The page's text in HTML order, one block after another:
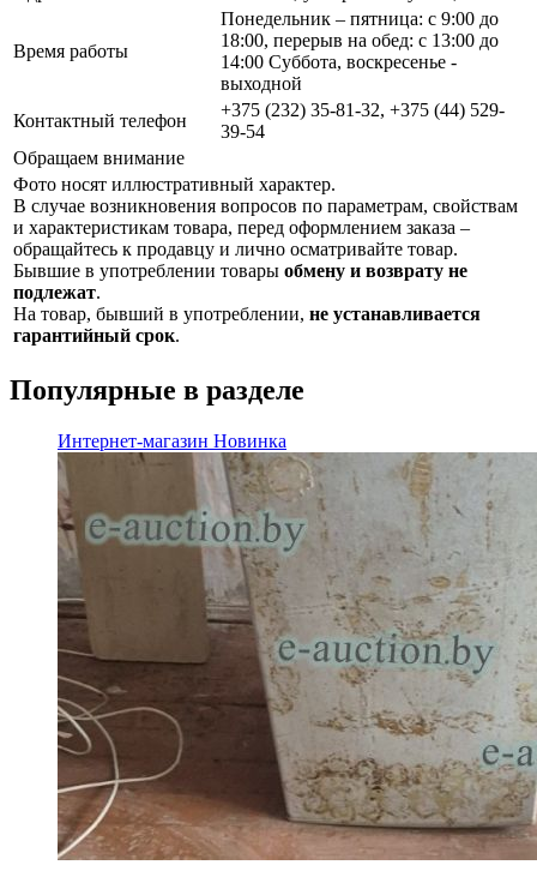
Время работы
Понедельник – пятница: с 9:00 до
18:00, перерыв на обед: с 13:00 до
14:00 Суббота, воскресенье -
выходной
Контактный телефон
+375 (232) 35-81-32, +375 (44) 529-
39-54
Обращаем внимание
Фото носят иллюстративный характер.
В случае возникновения вопросов по параметрам, свойствам
и характеристикам товара, перед оформлением заказа –
обращайтесь к продавцу и лично осматривайте товар.
Бывшие в употреблении товары обмену и возврату не
подлежат.
На товар, бывший в употреблении, не устанавливается
гарантийный срок.
Популярные в разделе
Интернет-магазин Новинка